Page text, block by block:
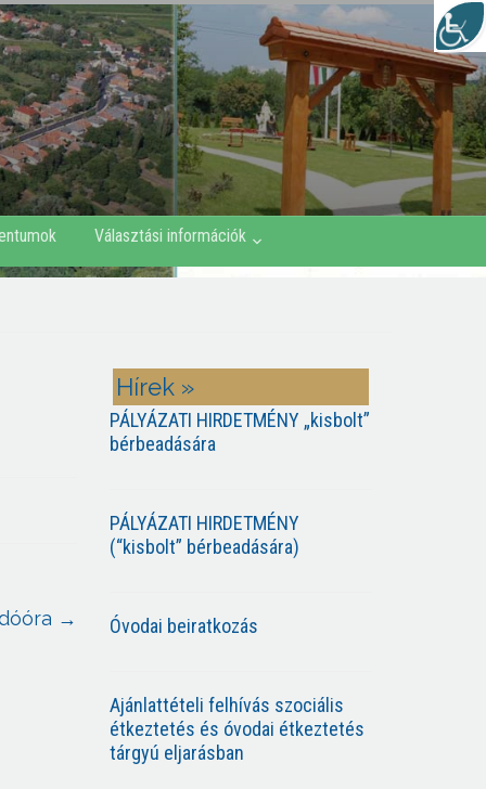
Választási információk
→
Hírek »
PÁLYÁZATI HIRDETMÉNY „kisbolt”
bérbeadására
PÁLYÁZATI HIRDETMÉNY
(“kisbolt” bérbeadására)
Óvodai beiratkozás
Ajánlattételi felhívás szociális
étkeztetés és óvodai étkeztetés
tárgyú eljarásban